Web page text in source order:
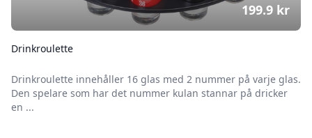
Drinkroulette
Drinkroulette innehåller 16 glas med 2 nummer på varje glas.
Den spelare som har det nummer kulan stannar på dricker
en ...
199.9 kr